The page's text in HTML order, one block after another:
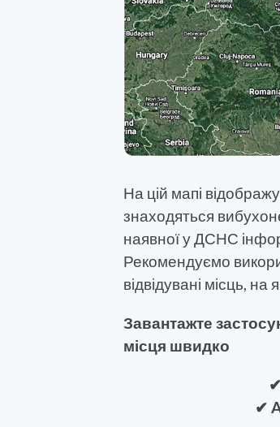
На цій мапі
знаходяться
наявної у ДСНС
Рекомендуємо
відвідувані місць, на
Завантажте
місця швидко
✔